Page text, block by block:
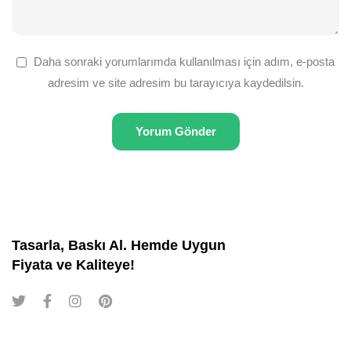
Daha sonraki yorumlarımda kullanılması için adım, e-posta
adresim ve site adresim bu tarayıcıya kaydedilsin.
Tasarla, Baskı Al. Hemde Uygun
Fiyata ve Kaliteye!